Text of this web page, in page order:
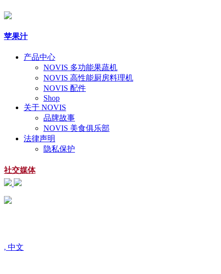
苹果汁
产品中心
NOVIS 多功能果蔬机
NOVIS 高性能厨房料理机
NOVIS 配件
Shop
关于 NOVIS
品牌故事
NOVIS 美食俱乐部
法律声明
隐私保护
社交媒体
, 中文